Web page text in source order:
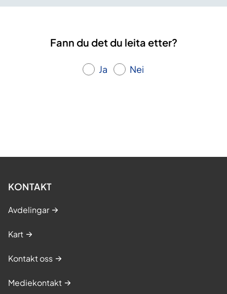
Fann du det du leita etter?
Ja Nei
KONTAKT
Avdelingar
Kart
Kontakt oss
Mediekontakt